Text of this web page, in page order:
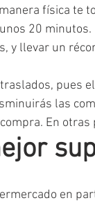
física te
20
y llevar un
pues
las
En
en